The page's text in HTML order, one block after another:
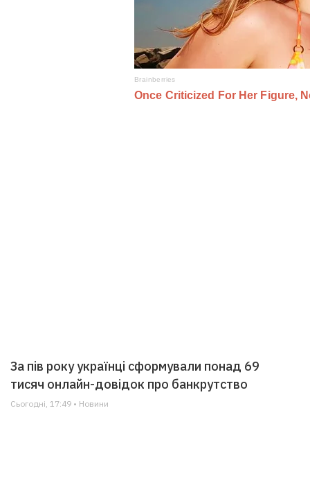
За пів року українці сформували понад 69
тисяч онлайн-довідок про банкрутство
Сьогодні, 17:49 • Новини